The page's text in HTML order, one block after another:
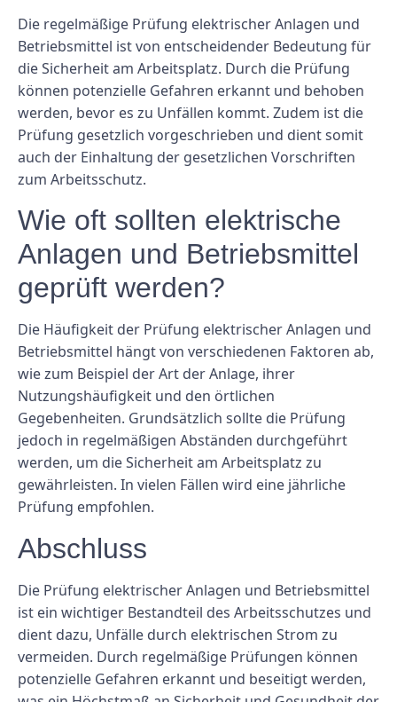
Die regelmäßige Prüfung elektrischer Anlagen und
Betriebsmittel ist von entscheidender Bedeutung für
die Sicherheit am Arbeitsplatz. Durch die Prüfung
können potenzielle Gefahren erkannt und behoben
werden, bevor es zu Unfällen kommt. Zudem ist die
Prüfung gesetzlich vorgeschrieben und dient somit
auch der Einhaltung der gesetzlichen Vorschriften
zum Arbeitsschutz.
Wie oft sollten elektrische
Anlagen und Betriebsmittel
geprüft werden?
Die Häufigkeit der Prüfung elektrischer Anlagen und
Betriebsmittel hängt von verschiedenen Faktoren ab,
wie zum Beispiel der Art der Anlage, ihrer
Nutzungshäufigkeit und den örtlichen
Gegebenheiten. Grundsätzlich sollte die Prüfung
jedoch in regelmäßigen Abständen durchgeführt
werden, um die Sicherheit am Arbeitsplatz zu
gewährleisten. In vielen Fällen wird eine jährliche
Prüfung empfohlen.
Abschluss
Die Prüfung elektrischer Anlagen und Betriebsmittel
ist ein wichtiger Bestandteil des Arbeitsschutzes und
dient dazu, Unfälle durch elektrischen Strom zu
vermeiden. Durch regelmäßige Prüfungen können
potenzielle Gefahren erkannt und beseitigt werden,